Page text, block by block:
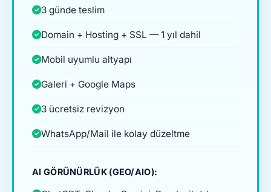
3 günde teslim
Domain + Hosting + SSL — 1 yıl dahil
Mobil uyumlu altyapı
Galeri + Google Maps
3 ücretsiz revizyon
WhatsApp/Mail ile kolay düzeltme
AI GÖRÜNÜRLÜK (GEO/AIO):